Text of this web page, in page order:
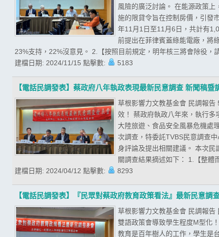
風險的廣泛討論。 在能源政策
施的限貸令旨在控制房價，引發
年11月1日至11月6日，共計有
前提出在菲律賓蓋綠能電廠，將
23%支持，22%沒意見。 2.【按照目前規定，明年核三將會除役
建檔日期: 2024/11/15 點擊數: 5183
【電話民調發表】蔡政府八年執政表現最新民意調查 新聞稿暨
草根影響力文教基金會 民調報
效！ 蔡政府執政八年來，執行
大陸旅遊、食品安全風暴危機處
次調查，特委託TVBS民意調查
身評論及提出相關建議。 本次
關調查結果摘述如下： 1.【整
建檔日期: 2024/04/12 點擊數: 8293
【電話民調發表】『民眾對蔡政府教育政策看法』最新民意調
草根影響力文教基金會 民調報
雙語政策會導致學生程度M型化
教育是百年樹人的工作，學生是